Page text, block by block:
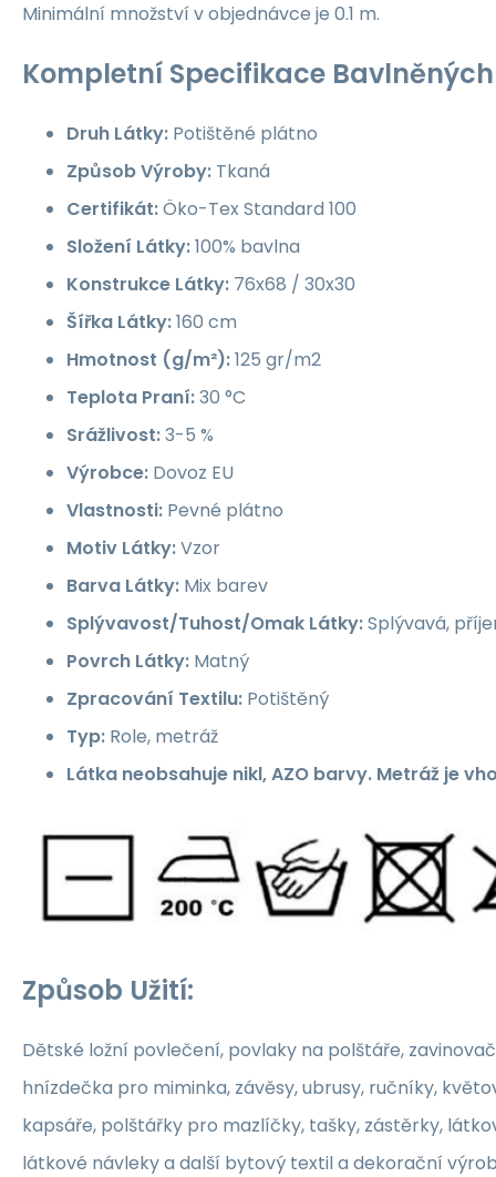
Minimální množství v objednávce je 0.1 m.
Kompletní Specifikace
Druh Látky: Potištěné plátno
Způsob Výroby: Tkaná
Certifikát:Öko-Tex Standard 100
Složení Látky:100% bavlna
Konstrukce Látky: 76x68 / 30x30
Šířka Látky:160 cm
Hmotnost (g/m²):125 gr/m2
Teplota Praní:30 °C
Srážlivost:3-5 %
Výrobce: Dovoz EU
Vlastnosti: Pevné plátno
Motiv Látky:Vzor
Barva Látky: Mix barev
Splývavost/Tuhost/Omak Látky:Splývavá,
Povrch Látky: Matný
Zpracování Textilu: Potištěný
Typ: Role, metráž
Látka neobsahuje nikl, AZO barvy. Metráž je
Způsob Užití:
Dětské ložní povlečení, povlaky na polštáře,
hnízdečka pro miminka, závěsy, ubrusy, ručníky,
kapsáře, polštářky pro mazlíčky, tašky, zástěrky,
látkové návleky a další bytový textil a dekorační